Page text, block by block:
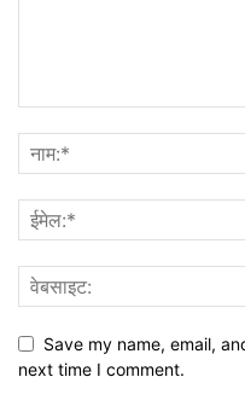
Save my name, email,
next time I comment.